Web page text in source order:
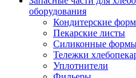
оборудования
Кондитерские
Пекарские листы
Силиконные
Тележки
Уплотнители